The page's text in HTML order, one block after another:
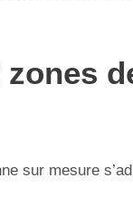
sur mesure